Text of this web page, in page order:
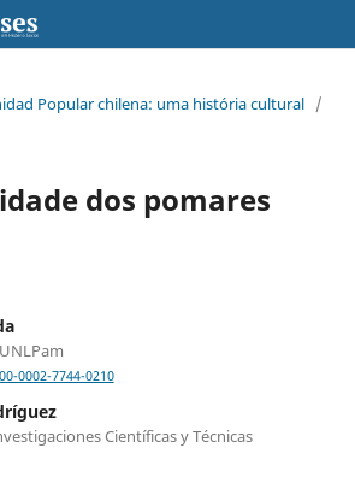
Popular chilena: uma história cultural /
dos pomares
0002-7744-0210
Científicas y Técnicas